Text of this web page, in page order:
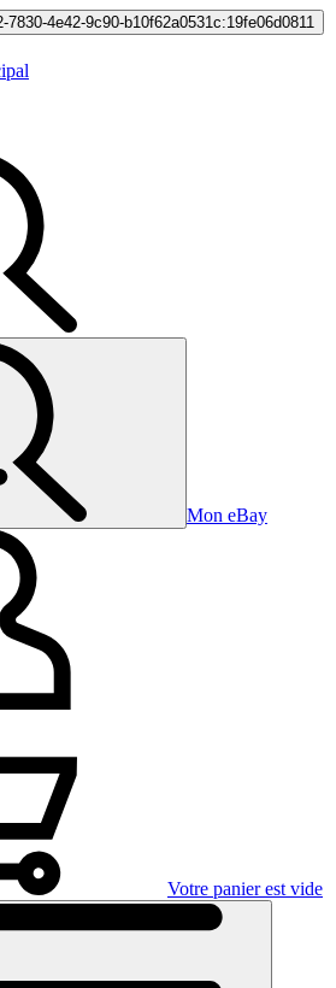
7830-4e42-9c90-b10f62a0531c:19fe06d0811
Mon eBay
Votre panier est vide